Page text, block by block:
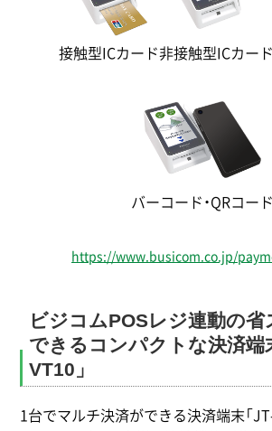
接触型ICカード非接触型ICカード
バーコード・QRコード
https://www.busicom.co.jp/
ビジコムPOSレジ連動の省
できるコンパクトな決済端
VT10」
1台でマルチ決済ができる決済端末「